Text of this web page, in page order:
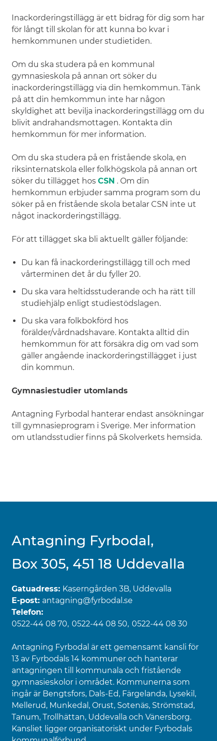
Inackorderingstillägg är ett bidrag för dig som har
för långt till skolan för att kunna bo kvar i
hemkommunen under studietiden.
Om du ska studera på en kommunal
gymnasieskola på annan ort söker du
inackorderingstillägg via din hemkommun. Tänk
på att din hemkommun inte har någon
skyldighet att bevilja inackorderingstillägg om du
blivit andrahandsmottagen. Kontakta din
hemkommun för mer information.
Om du ska studera på en fristående skola, en
riksinternatskola eller folkhögskola på annan ort
söker du tillägget hos CSN . Om din
hemkommun erbjuder samma program som du
söker på en fristående skola betalar CSN inte ut
något inackorderingstillägg.
För att tillägget ska bli aktuellt gäller följande:
Du kan få inackorderingstillägg till och med
vårterminen det år du fyller 20.
Du ska vara heltidsstuderande och ha rätt till
studiehjälp enligt studiestödslagen.
Du ska vara folkbokförd hos
förälder/vårdnadshavare. Kontakta alltid din
hemkommun för att försäkra dig om vad som
gäller angående inackorderingstillägget i just
din kommun.
Gymnasiestudier utomlands
Antagning Fyrbodal hanterar endast ansökningar
till gymnasieprogram i Sverige. Mer information
om utlandsstudier finns på Skolverkets hemsida.
Antagning Fyrbodal,
Box 305, 451 18 Uddevalla
Gatuadress: Kaserngården 3B, Uddevalla
E-post: antagning@fyrbodal.se
Telefon:
0522-44 08 70 0522-44 08 50 0522-44 08 30
Antagning Fyrbodal är ett gemensamt kansli för
13 av Fyrbodals 14 kommuner och hanterar
antagningen till kommunala och fristående
gymnasieskolor i området. Kommunerna som
ingår är Bengtsfors, Dals-Ed, Färgelanda, Lysekil,
Mellerud, Munkedal, Orust, Sotenäs, Strömstad,
Tanum, Trollhättan, Uddevalla och Vänersborg.
Kansliet ligger organisatoriskt under Fyrbodals